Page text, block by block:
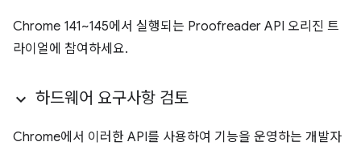
Chrome 141~145에서 실행되는 Proofreader API 오리진 트
라이얼에 참여하세요.
하드웨어 요구사항 검토
Chrome에서 이러한 API를 사용하여 기능을 운영하는 개발자